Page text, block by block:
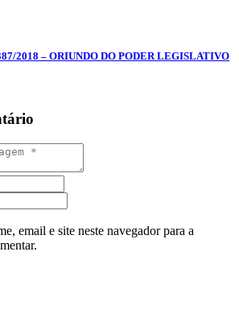
2018 – ORIUNDO DO PODER LEGISLATIVO
email e site neste navegador para a